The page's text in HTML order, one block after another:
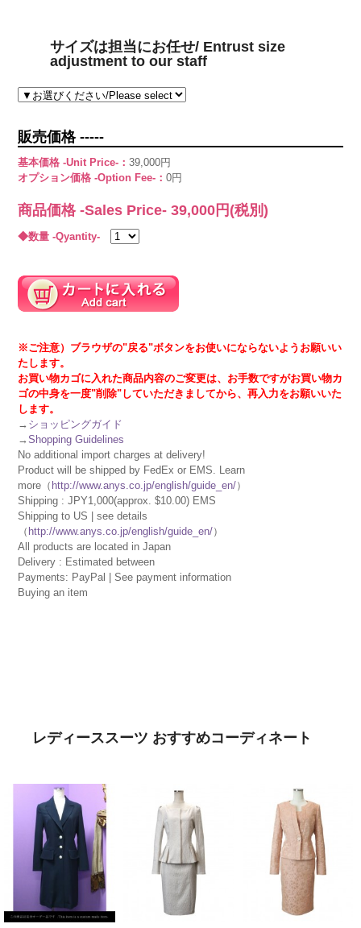
サイズは担当にお任せ/ Entrust size
adjustment to our staff
販売価格 -----
基本価格 -Unit Price-：39,000円
オプション価格 -Option Fee-：0円
商品価格 -Sales Price-39,000 円(税別)
◆数量 -Qyantity-
※ご注意）ブラウザの"戻る"ボタンをお使いにならないようお願いい
たします。
お買い物カゴに入れた商品内容のご変更は、お手数ですがお買い物カ
ゴの中身を一度"削除"していただきましてから、再入力をお願いいた
します。
→ ショッピングガイド
→Shopping Guidelines
No additional import charges at delivery!
Product will be shipped by FedEx or EMS. Learn
more（ http://www.anys.co.jp/english/guide_en/）
Shipping : JPY1,000(approx. $10.00) EMS
Shipping to US | see details
（ http://www.anys.co.jp/english/guide_en/）
All products are located in Japan
Delivery : Estimated between
Payments: PayPal | See payment information
Buying an item
レディーススーツ おすすめコーディネート